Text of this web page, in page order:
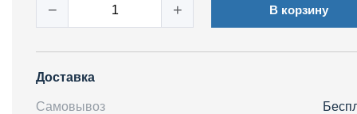
− + В корзину
Доставка
Самовывоз